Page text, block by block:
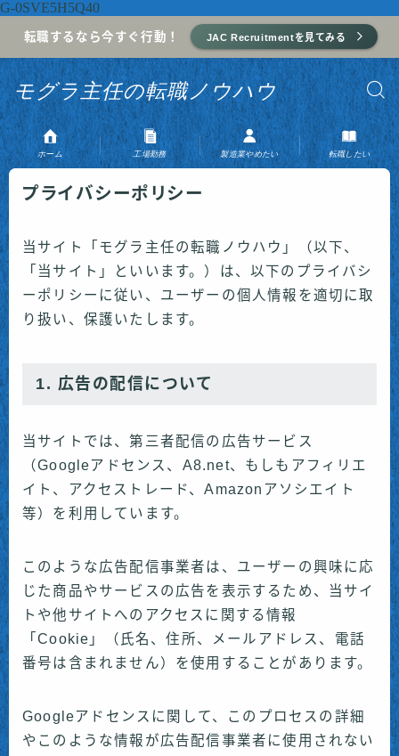
G-0SVE5H5Q40
転職するなら今すぐ行動！ JAC Recruitmentを見てみる
モグラ主任の転職ノウハウ
ホーム 工場勤務 製造業やめたい 転職したい
プライバシーポリシー
当サイト「モグラ主任の転職ノウハウ」（以下、
「当サイト」といいます。）は、以下のプライバシ
ーポリシーに従い、ユーザーの個人情報を適切に取
り扱い、保護いたします。
1. 広告の配信について
当サイトでは、第三者配信の広告サービス
（Googleアドセンス、A8.net、もしもアフィリエ
イト、アクセストレード、Amazonアソシエイト
等）を利用しています。
このような広告配信事業者は、ユーザーの興味に応
じた商品やサービスの広告を表示するため、当サイ
トや他サイトへのアクセスに関する情報
「Cookie」（氏名、住所、メールアドレス、電話
番号は含まれません）を使用することがあります。
Googleアドセンスに関して、このプロセスの詳細
やこのような情報が広告配信事業者に使用されない